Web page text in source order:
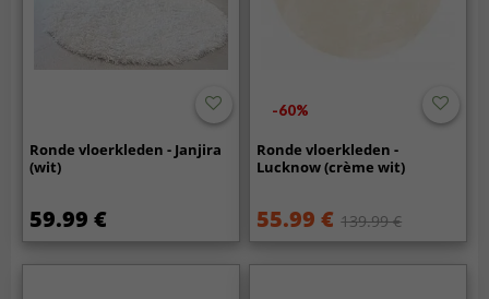
Ronde vloerkleden - Janjira
(wit)
59.99 €
-60%
Ronde vloerkleden -
Lucknow (crème wit)
55.99 € 139.99 €